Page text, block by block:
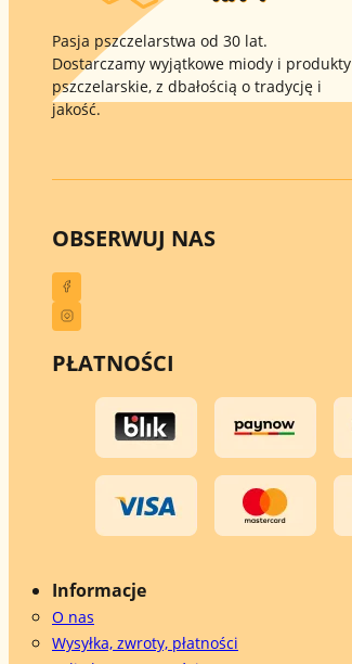
Pasja pszczelarstwa od 30 lat.
Dostarczamy wyjątkowe miody i produkty
pszczelarskie, z dbałością o tradycję i
jakość.
OBSERWUJ NAS
PŁATNOŚCI
Informacje
O nas
Wysyłka, zwroty, płatności